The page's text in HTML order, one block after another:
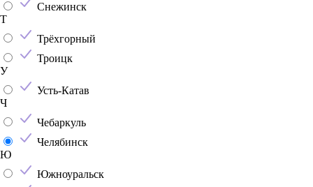
Снежинск
Т
Трёхгорный
Троицк
У
Усть-Катав
Ч
Чебаркуль
Челябинск
Ю
Южноуральск